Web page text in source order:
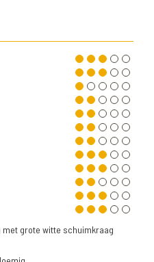
grote witte schuimkraag